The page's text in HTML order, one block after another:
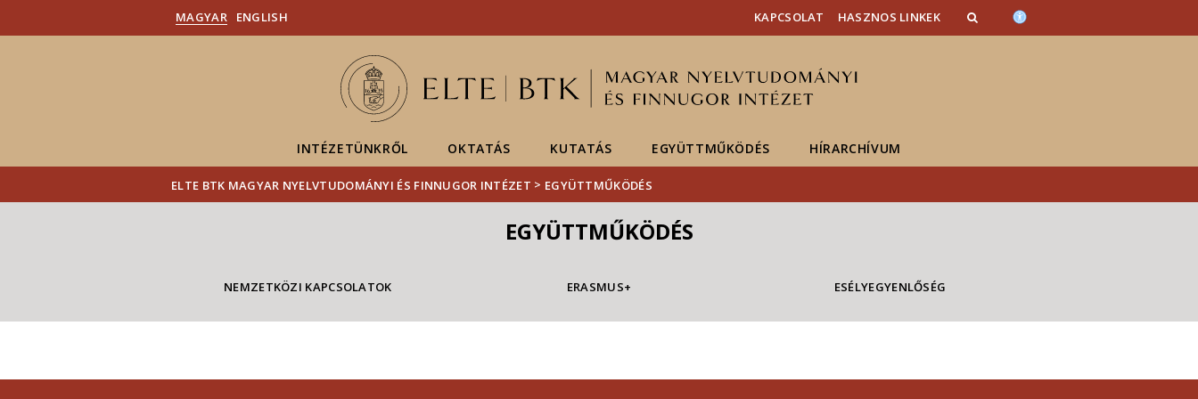
MAGYAR ENGLISH KAPCSOLAT HASZNOS LINKEK
INTÉZETÜNKRŐL OKTATÁS KUTATÁS EGYÜTTMŰKÖDÉS HÍRARCHÍVUM
ELTE BTK MAGYAR NYELVTUDOMÁNYI ÉS FINNUGOR INTÉZET > EGYÜTTMŰKÖDÉS
EGYÜTTMŰKÖDÉS
NEMZETKÖZI KAPCSOLATOK ERASMUS+ ESÉLYEGYENLŐSÉG